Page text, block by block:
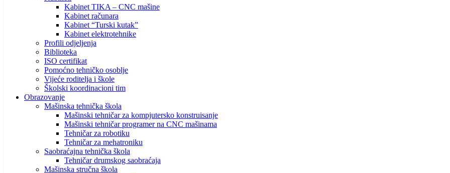
Kabinet TIKA – CNC mašine
Kabinet računara
Kabinet “Turski kutak”
Kabinet elektrotehnike
Profili odjeljenja
Biblioteka
ISO certifikat
Pomoćno tehničko osoblje
Vijeće roditelja i škole
Školski koordinacioni tim
Obrazovanje
Mašinska tehnička škola
Mašinski tehničar za kompjutersko konstruisanje
Mašinski tehničar programer na CNC mašinama
Tehničar za robotiku
Tehničar za mehatroniku
Saobraćajna tehnička škola
Tehničar drumskog saobraćaja
Mašinska stručna škola